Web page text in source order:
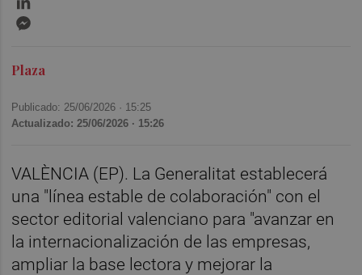
Plaza
Publicado: 25/06/2026 · 15:25
Actualizado: 25/06/2026 · 15:26
VALÈNCIA (EP). La Generalitat establecerá
una "línea estable de colaboración" con el
sector editorial valenciano para "avanzar en
la internacionalización de las empresas,
ampliar la base lectora y mejorar la